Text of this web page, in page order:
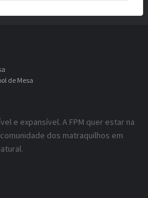
de Mesa
e expansível. A FPM quer estar na
dos matraquilhos em